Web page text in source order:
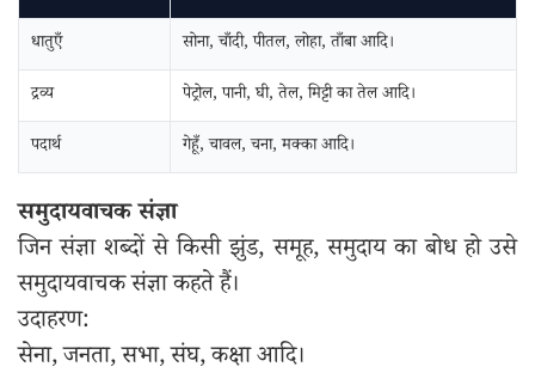
धातुएँ
सोना, चाँदी, पीतल, लोहा, ताँबा आदि।
द्रव्य
पेट्रोल, पानी, घी, तेल, मिट्टी का तेल आदि।
पदार्थ
गेहूँ, चावल, चना, मक्का आदि।
समुदायवाचक संज्ञा
जिन संज्ञा शब्दों से किसी झुंड, समूह, समुदाय का बोध हो उसे
समुदायवाचक संज्ञा कहते हैं।
उदाहरण:
सेना, जनता, सभा, संघ, कक्षा आदि।